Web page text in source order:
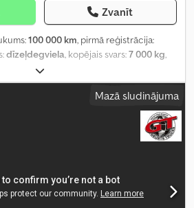
Zvanīt
100 000 km, pirmā reģistrācija:
dīzeļdegviela, kopējais svars:7 000 kg,
, asu konfigurācija:
, pārnesuma veids:automātisks,
2004, Aprīkojums:
Mazā sludinājuma